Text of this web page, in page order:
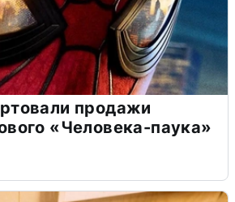
продажи
«Человека-паука»